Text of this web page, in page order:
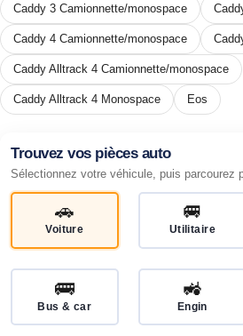
Caddy 3 Camionnette/monospace
Caddy 4 Camionnette/monospace
Caddy Alltrack 4 Camionnette/monospace
Caddy Alltrack 4 Monospace Eos
Trouvez vos pièces auto
Sélectionnez votre véhicule, puis parcourez
🚗
Voiture
🚐
Utilitaire
🚌
Bus & car
🚜
Engin